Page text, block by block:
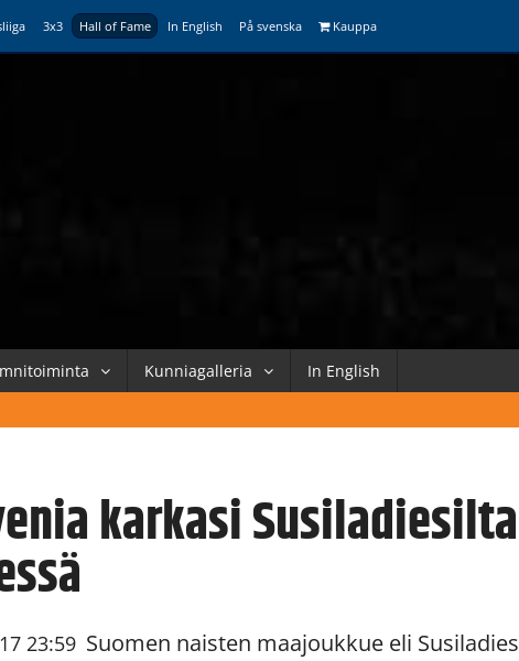
3x3 Hall of Fame In English På svenska Kauppa
Kunniagalleria In English
karkasi Susiladiesilta
23:59 Suomen naisten maajoukkue eli Susiladies